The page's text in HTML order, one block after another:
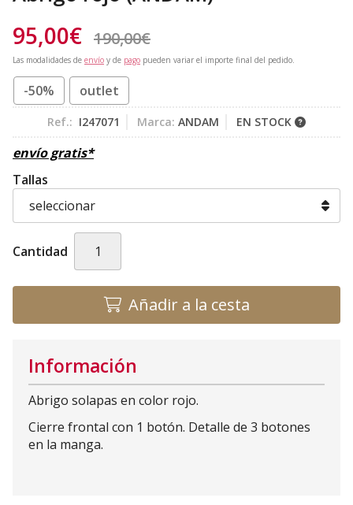
95,00€ 190,00€
Las modalidades de envío y de pago pueden variar el importe final del pedido.
-50% outlet
Ref.: I247071 Marca: ANDAM EN STOCK
envío gratis*
Tallas
Cantidad
Añadir a la cesta
Información
Abrigo solapas en color rojo.
Cierre frontal con 1 botón. Detalle de 3 botones
en la manga.